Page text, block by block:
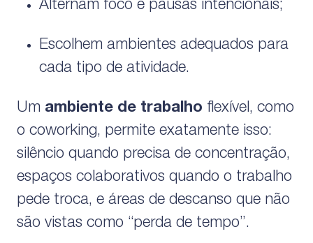
Alternam foco e pausas intencionais;
Escolhem ambientes adequados para
cada tipo de atividade.
Um ambiente de trabalho flexível, como
o coworking, permite exatamente isso:
silêncio quando precisa de concentração,
espaços colaborativos quando o trabalho
pede troca, e áreas de descanso que não
são vistas como “perda de tempo”.